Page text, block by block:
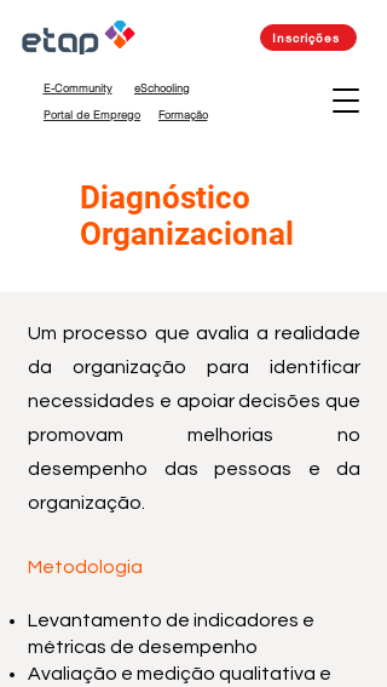
eSchooling
E-Community
Portal de Emprego
Formação
Inscrições
Diagnóstico
Organizacional
Um processo que avalia a realidade
da organização para identificar
necessidades e apoiar decisões que
promovam melhorias no
desempenho das pessoas e da
organização.
Metodologia
Levantamento de indicadores e
métricas de desempenho
Avaliação e medição qualitativa e